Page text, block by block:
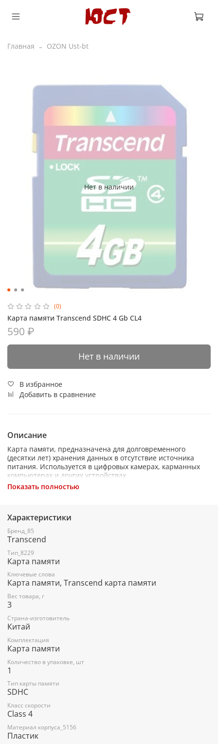
Главная OZON Ust-bt
Нет в наличии
(0)
Карта памяти Transcend SDHC 4 Gb CL4
590 ₽
Нет в наличии
В избранное
Добавить в сравнение
Описание
Карта памяти, предназначена для долговременного
(десятки лет) хранения данных в отсутствие источника
питания. Используется в цифровых камерах, карманных
компьютерах и других устройствах
Показать полностью
Характеристики
Бренд_85
Transcend
Тип_8229
Карта памяти
Ключевые слова
Карта памяти, Transcend карта памяти
Вес товара, г
3
Страна-изготовитель
Китай
Комплектация
Карта памяти
Количество в упаковке, шт
1
Тип карты памяти
SDHC
Класс скорости
Class 4
Материал корпуса_5156
Пластик